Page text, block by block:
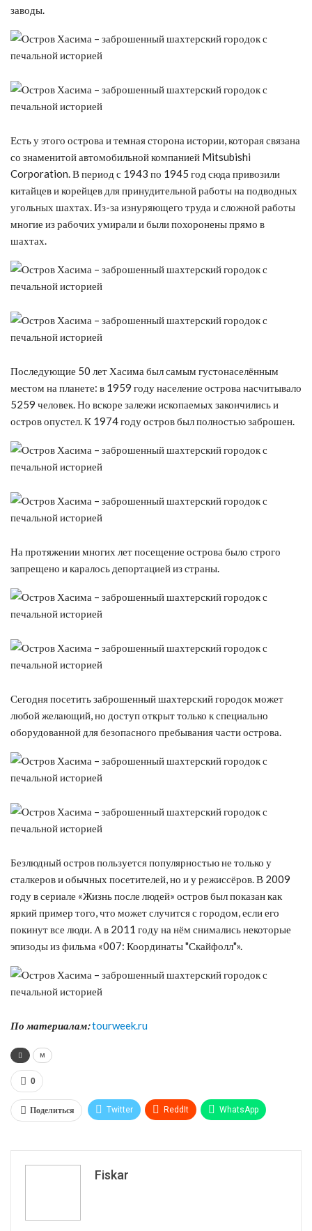
заводы.
Есть у этого острова и темная сторона истории, которая связана
со знаменитой автомобильной компанией Mitsubishi
Corporation. В период с 1943 по 1945 год сюда привозили
китайцев и корейцев для принудительной работы на подводных
угольных шахтах. Из-за изнуряющего труда и сложной работы
многие из рабочих умирали и были похоронены прямо в
шахтах.
Последующие 50 лет Хасима был самым густонаселённым
местом на планете: в 1959 году население острова насчитывало
5259 человек. Но вскоре залежи ископаемых закончились и
остров опустел. К 1974 году остров был полностью заброшен.
На протяжении многих лет посещение острова было строго
запрещено и каралось депортацией из страны.
Сегодня посетить заброшенный шахтерский городок может
любой желающий, но доступ открыт только к специально
оборудованной для безопасного пребывания части острова.
Безлюдный остров пользуется популярностью не только у
сталкеров и обычных посетителей, но и у режиссёров. В 2009
году в сериале «Жизнь после людей» остров был показан как
яркий пример того, что может случится с городом, если его
покинут все люди. А в 2011 году на нём снимались некоторые
эпизоды из фильма «007: Координаты "Скайфолл"».
По материалам:tourweek.ru
м
0
Поделиться Twitter ReddIt WhatsApp
Fiskar